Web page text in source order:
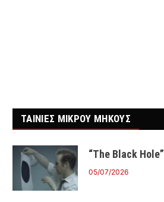
ΤΑΙΝΙΕΣ ΜΙΚΡΟΥ ΜΗΚΟΥΣ
“The Black Hole”
05/07/2026